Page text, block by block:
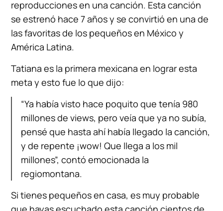
reproducciones en una canción. Esta canción
se estrenó hace 7 años y se convirtió en una de
las favoritas de los pequeños en México y
América Latina.
Tatiana es la primera mexicana en lograr esta
meta y esto fue lo que dijo:
“Ya había visto hace poquito que tenía 980
millones de views, pero veía que ya no subía,
pensé que hasta ahí había llegado la canción,
y de repente ¡wow! Que llega a los mil
millones”, contó emocionada la
regiomontana.
Si tienes pequeños en casa, es muy probable